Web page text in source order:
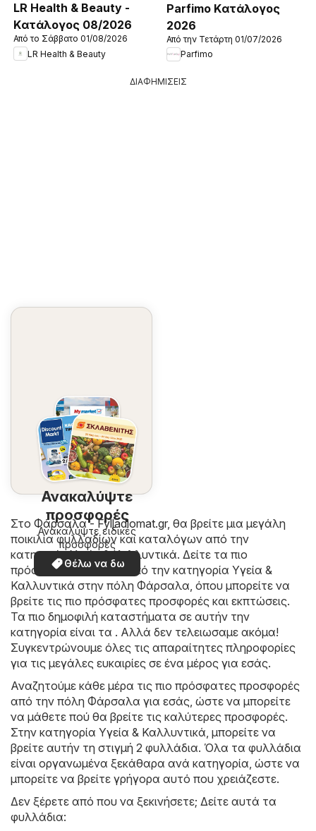
LR Health & Beauty -
Kατάλογος 08/2026
Από το Σάββατο 01/08/2026
LR Health & Beauty
Parfimo Kατάλογος
2026
Από την Τετάρτη 01/07/2026
Parfimo
ΔΙΑΦΗΜΙΣΕΙΣ
Ανακαλύψτε
προσφορές
Ανακαλύψτε ειδικές
προσφορές
Θέλω να δω
Στο Φάρσαλα - Fylladiomat.gr, θα βρείτε μια μεγάλη
ποικιλία φυλλαδίων και καταλόγων από την
κατηγορίαΥγεία & Καλλυντικά. Δείτε τα πιο
πρόσφατα φυλλάδια από την κατηγορία Υγεία &
Καλλυντικά στην πόλη Φάρσαλα, όπου μπορείτε να
βρείτε τις πιο πρόσφατες προσφορές και εκπτώσεις.
Τα πιο δημοφιλή καταστήματα σε αυτήν την
κατηγορία είναι τα . Αλλά δεν τελειωσαμε ακόμα!
Συγκεντρώνουμε όλες τις απαραίτητες πληροφορίες
για τις μεγάλες ευκαιρίες σε ένα μέρος για εσάς.
Αναζητούμε κάθε μέρα τις πιο πρόσφατες προσφορές
από την πόλη Φάρσαλα για εσάς, ώστε να μπορείτε
να μάθετε πού θα βρείτε τις καλύτερες προσφορές.
Στην κατηγορία Υγεία & Καλλυντικά, μπορείτε να
βρείτε αυτήν τη στιγμή 2 φυλλάδια. Όλα τα φυλλάδια
είναι οργανωμένα ξεκάθαρα ανά κατηγορία, ώστε να
μπορείτε να βρείτε γρήγορα αυτό που χρειάζεστε.
Δεν ξέρετε από που να ξεκινήσετε; Δείτε αυτά τα
φυλλάδια: